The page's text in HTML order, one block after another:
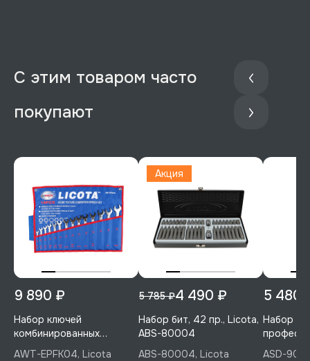
С этим товаром часто
покупают
9 890 ₽
Набор ключей
комбинированных
текстурных 14пр. 8-24
AWT-EPFK04, Licota
Акция
5 785 ₽4 490 ₽
Набор бит, 42 пр., Licota,
ABS-80004
ABS-80004, Licota
5 480
Набор
Licota,
ASD-